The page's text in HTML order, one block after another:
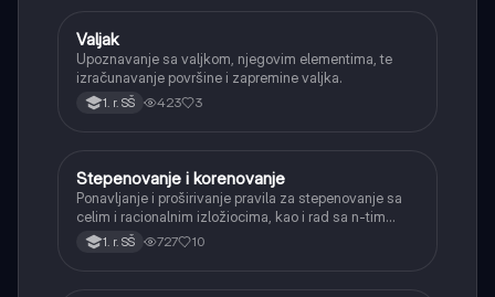
Matematika
Valjak
Upoznavanje sa valjkom, njegovim elementima, te
izračunavanje površine i zapremine valjka.
1. r. SŠ 423 3
Matematika
Stepenovanje i korenovanje
Ponavljanje i proširivanje pravila za stepenovanje sa
celim i racionalnim izložiocima, kao i rad sa n-tim
korenima i racionalizacijom imenioca.
1. r. SŠ 727 10